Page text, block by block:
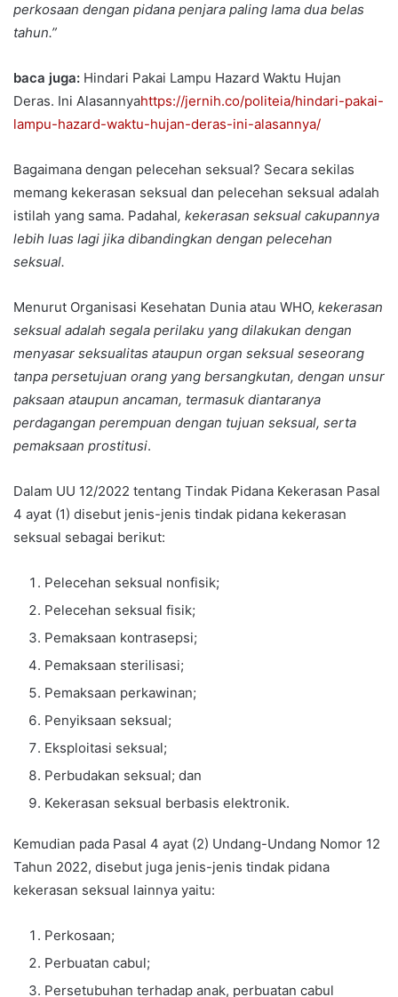
perkosaan dengan pidana penjara paling lama dua belas
tahun.”
baca juga: Hindari Pakai Lampu Hazard Waktu Hujan
Deras. Ini Alasannyahttps://jernih.co/politeia/hindari-pakai-
lampu-hazard-waktu-hujan-deras-ini-alasannya/
Bagaimana dengan pelecehan seksual? Secara sekilas
memang kekerasan seksual dan pelecehan seksual adalah
istilah yang sama. Padahal, kekerasan seksual cakupannya
lebih luas lagi jika dibandingkan dengan pelecehan
seksual.
Menurut Organisasi Kesehatan Dunia atau WHO, kekerasan
seksual adalah segala perilaku yang dilakukan dengan
menyasar seksualitas ataupun organ seksual seseorang
tanpa persetujuan orang yang bersangkutan, dengan unsur
paksaan ataupun ancaman, termasuk diantaranya
perdagangan perempuan dengan tujuan seksual, serta
pemaksaan prostitusi.
Dalam UU 12/2022 tentang Tindak Pidana Kekerasan Pasal
4 ayat (1) disebut jenis-jenis tindak pidana kekerasan
seksual sebagai berikut:
Pelecehan seksual nonfisik;
Pelecehan seksual fisik;
Pemaksaan kontrasepsi;
Pemaksaan sterilisasi;
Pemaksaan perkawinan;
Penyiksaan seksual;
Eksploitasi seksual;
Perbudakan seksual; dan
Kekerasan seksual berbasis elektronik.
Kemudian pada Pasal 4 ayat (2) Undang-Undang Nomor 12
Tahun 2022, disebut juga jenis-jenis tindak pidana
kekerasan seksual lainnya yaitu:
Perkosaan;
Perbuatan cabul;
Persetubuhan terhadap anak, perbuatan cabul